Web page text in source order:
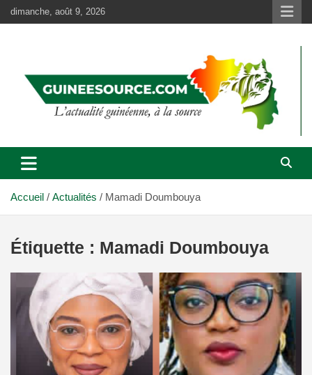
Aller
au
dimanche, août 9, 2026
Accueil Actualités Mamadi Doumbouya
Étiquette : Mamadi Doumbouya